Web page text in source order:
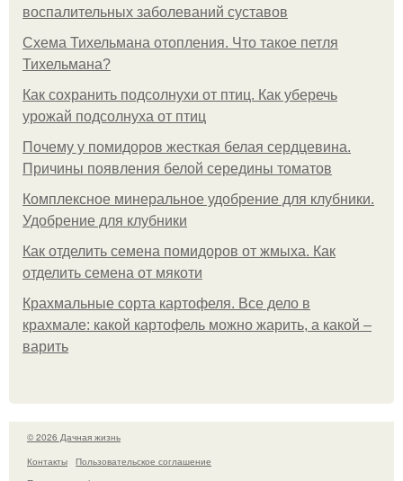
воспалительных заболеваний суставов
Схема Тихельмана отопления. Что такое петля
Тихельмана?
Как сохранить подсолнухи от птиц. Как уберечь
урожай подсолнуха от птиц
Почему у помидоров жесткая белая сердцевина.
Причины появления белой середины томатов
Комплексное минеральное удобрение для клубники.
Удобрение для клубники
Как отделить семена помидоров от жмыха. Как
отделить семена от мякоти
Крахмальные сорта картофеля. Все дело в
крахмале: какой картофель можно жарить, а какой –
варить
© 2026 Дачная жизнь
Контакты
Пользовательское соглашение